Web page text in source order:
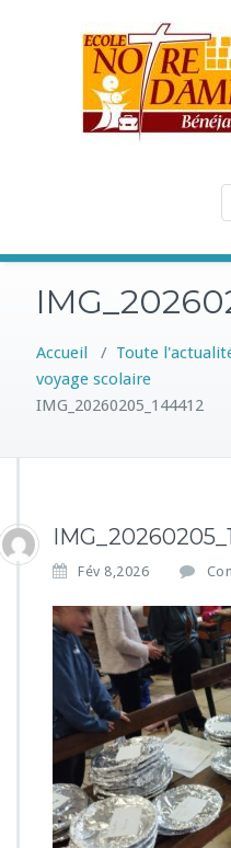
Accueil / Toute
voyage scolaire
IMG_20260205_144412
Fév 8,2026